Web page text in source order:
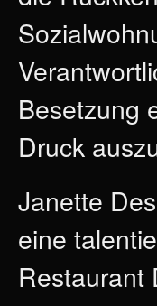
Besetzung
Druck
Janette
eine
Restaurant